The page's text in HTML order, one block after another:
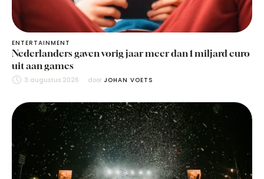
ENTERTAINMENT
Nederlanders gaven vorig jaar meer dan 1 miljard euro
uit aan games
3 augustus 2026 door JOHAN VOETS